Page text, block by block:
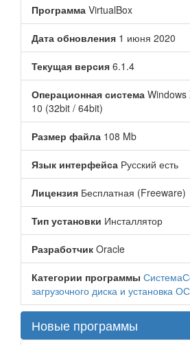
Программа VirtualBox
Дата обновления 1 июня 2020
Текущая версия 6.1.4
Операционная система Windows
10 (32bit / 64bit)
Размер файла 108 Mb
Язык интерфейса Русский есть
Лицензия Бесплатная (Freeware)
Тип установки Инсталлятор
Разработчик Oracle
Категории программы Система
загрузочного диска и установка ОС
Новые программы